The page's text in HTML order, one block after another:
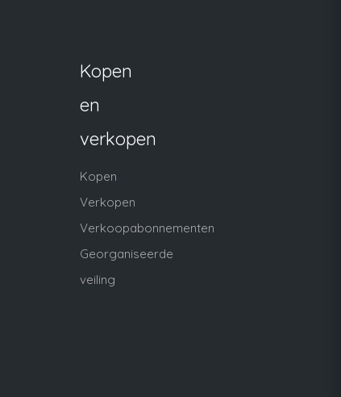
Kopen
en
verkopen
Kopen
Verkopen
Verkoopabonnementen
Georganiseerde
veiling